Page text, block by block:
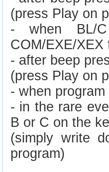
(press Play on
- when BL/
COM/EXE/XEX
- after beep
(press Play on
- when
- in the rare
B or C on the
(simply write
program)